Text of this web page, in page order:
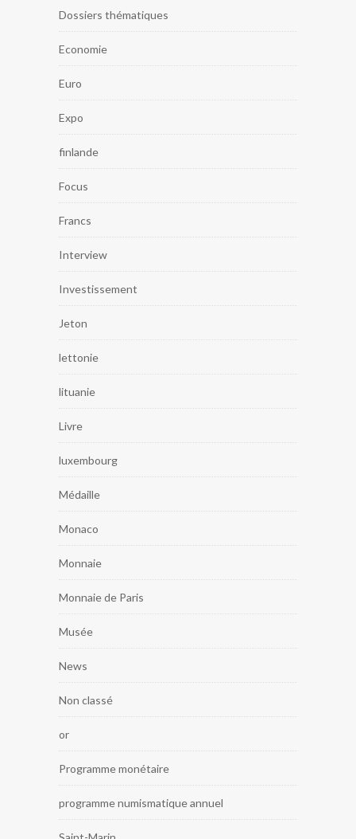
Dossiers thématiques
Economie
Euro
Expo
finlande
Focus
Francs
Interview
Investissement
Jeton
lettonie
lituanie
Livre
luxembourg
Médaille
Monaco
Monnaie
Monnaie de Paris
Musée
News
Non classé
or
Programme monétaire
programme numismatique annuel